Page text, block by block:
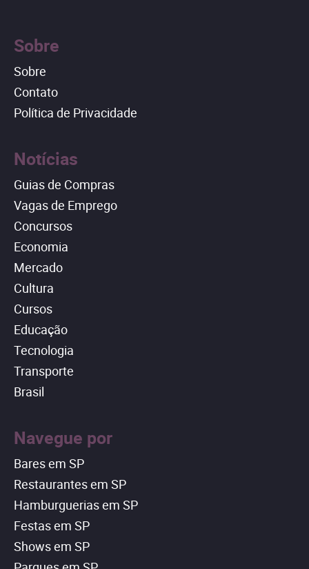
Sobre
Sobre
Contato
Política de Privacidade
Notícias
Guias de Compras
Vagas de Emprego
Concursos
Economia
Mercado
Cultura
Cursos
Educação
Tecnologia
Transporte
Brasil
Navegue por
Bares em SP
Restaurantes em SP
Hamburguerias em SP
Festas em SP
Shows em SP